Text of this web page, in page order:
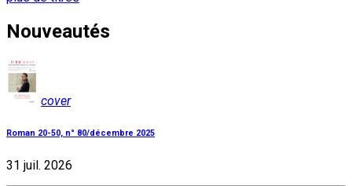
Nouveautés
cover
Roman 20-50, n° 80/décembre 2025
31 juil. 2026